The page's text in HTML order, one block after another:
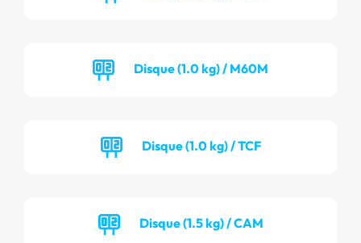
Disque (1.0 kg) / M60M
Disque (1.0 kg) / TCF
Disque (1.5 kg) / CAM